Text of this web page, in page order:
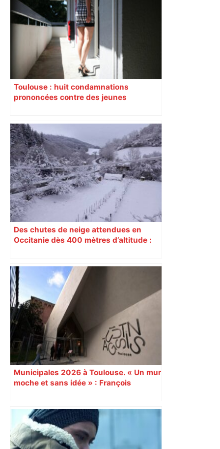
Toulouse : huit condamnations
prononcées contre des jeunes
Des chutes de neige attendues en
Occitanie dès 400 mètres d’altitude :
Municipales 2026 à Toulouse. « Un mur
moche et sans idée » : François
Augustins